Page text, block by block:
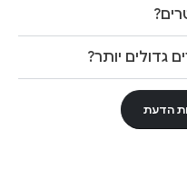
גדולים יותר?
הדעת